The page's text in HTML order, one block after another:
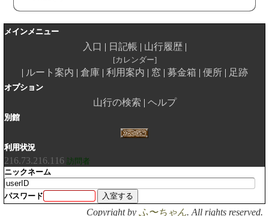
メインメニュー
入口 日記帳 山行履歴
カレンダー
ルート案内 倉庫 利用案内 窓 募金箱 便所 足跡
オプション
山行の検索 ヘルプ
別館
利用状況
216.73.216.116 訪問者
ニックネーム
パスワード
Copyright by ふ〜ちゃん. All rights reserved.